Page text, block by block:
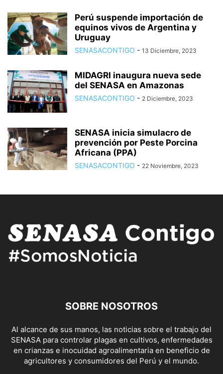
Perú suspende importación de
equinos vivos de Argentina y
Uruguay
SENASACONTIGO - 13 Diciembre, 2023
MIDAGRI inaugura nueva sede
del SENASA en Amazonas
SENASACONTIGO - 2 Diciembre, 2023
SENASA inicia simulacro de
prevención por Peste Porcina
Africana (PPA)
SENASACONTIGO - 22 Noviembre, 2023
SOBRE NOSOTROS
Al alcance de sus manos, las noticias sobre el trabajo del
SENASA para controlar plagas en cultivos, enfermedades
en crianzas e inocuidad agroalimentaria en beneficio de
agricultores y consumidores del Perú y el mundo.